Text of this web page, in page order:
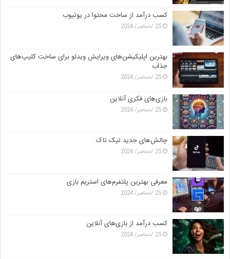
کسب درآمد از ساخت محتوا در یوتیوب
25 /دسامبر/ 2024
بهترین اپلیکیشن‌های ویرایش ویدئو برای ساخت کلیپ‌های
جذاب
25 /دسامبر/ 2024
بازی‌های فکری آنلاین
25 /دسامبر/ 2024
چالش‌های جدید تیک تاک
25 /دسامبر/ 2024
معرفی بهترین پلتفرم‌های استریم بازی
25 /دسامبر/ 2024
کسب درآمد از بازی‌های آنلاین
25 /دسامبر/ 2024